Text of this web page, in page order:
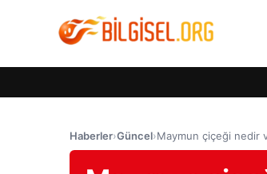
Haberler›Güncel›Maymun çiçeği nedir